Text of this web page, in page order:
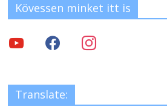
Kövessen minket itt is
Translate: